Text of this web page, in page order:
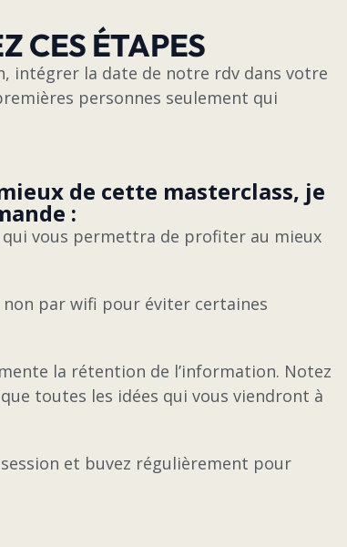
CES ÉTAPES
intégrer la date de notre rdv dans votre
personnes seulement qui
de cette masterclass, je
:
vous permettra de profiter au mieux
par wifi pour éviter certaines
la rétention de l’information. Notez
toutes les idées qui vous viendront à
et buvez régulièrement pour